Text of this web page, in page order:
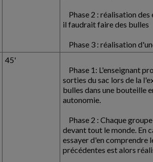
Phase 2 : réalisation
il faudrait faire des bulles
Phase 3 : réalisation
45'
Phase 1: L'enseignant
sorties du sac lors de la
bulles dans une bouteille
autonomie.
Phase 2 : Chaque
devant tout le monde. En
essayer d'en comprendre
précédentes est alors